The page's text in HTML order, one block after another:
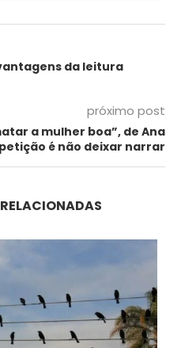
da leitura
próximo post
a mulher boa”, de Ana
é não deixar narrar